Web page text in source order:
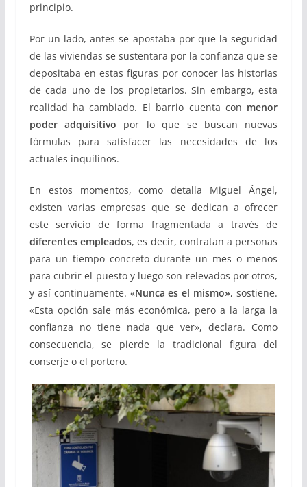
principio.
Por un lado, antes se apostaba por que la seguridad
de las viviendas se sustentara por la confianza que se
depositaba en estas figuras por conocer las historias
de cada uno de los propietarios. Sin embargo, esta
realidad ha cambiado. El barrio cuenta con menor
poder adquisitivo por lo que se buscan nuevas
fórmulas para satisfacer las necesidades de los
actuales inquilinos.
En estos momentos, como detalla Miguel Ángel,
existen varias empresas que se dedican a ofrecer
este servicio de forma fragmentada a través de
diferentes empleados, es decir, contratan a personas
para un tiempo concreto durante un mes o menos
para cubrir el puesto y luego son relevados por otros,
y así continuamente. «Nunca es el mismo», sostiene.
«Esta opción sale más económica, pero a la larga la
confianza no tiene nada que ver», declara. Como
consecuencia, se pierde la tradicional figura del
conserje o el portero.